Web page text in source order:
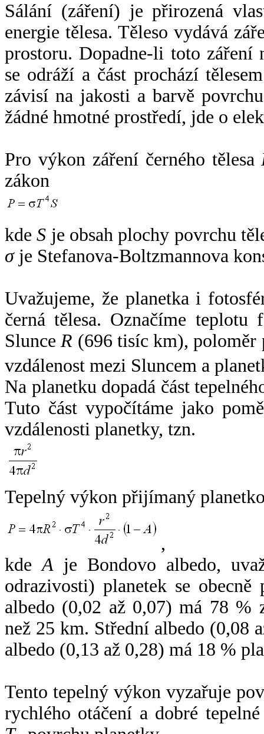
Sálání (záření) je přirozená
energie tělesa. Těleso vydává
prostoru. Dopadne-li toto záření
se odráží a část prochází
závisí na jakosti a barvě
žádné hmotné prostředí, jde o
Pro výkon záření černého tělesa
zákon
kdeS je obsah plochy povrchu
σje Stefanova-Boltzmannova
Uvažujeme, že planetka i
černá tělesa. Označíme
SlunceR (696 tisíc km),
vzdálenost mezi Sluncem a
Na planetku dopadá část
Tuto část vypočítáme jako
vzdálenosti planetky, tzn.
Tepelný výkon přijímaný
,
kdeA je Bondovo albedo,
odrazivosti) planetek se
albedo (0,02 až 0,07) má 78 %
než 25 km. Střední albedo (0,08
albedo (0,13 až 0,28) má 18 %
Tento tepelný výkon vyzařuje
rychlého otáčení a dobré